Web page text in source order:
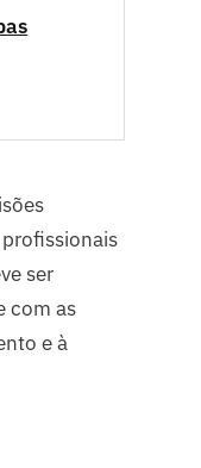
ser
com as
e à